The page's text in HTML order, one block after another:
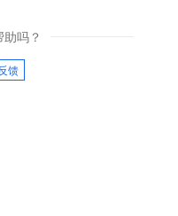
吗？
反馈